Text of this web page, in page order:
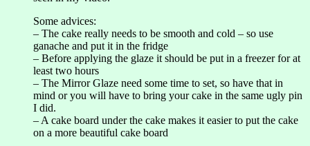
Some advices:
– The cake really needs to be smooth and cold – so use
ganache and put it in the fridge
– Before applying the glaze it should be put in a freezer for at
least two hours
– The Mirror Glaze need some time to set, so have that in
mind or you will have to bring your cake in the same ugly pin
I did.
– A cake board under the cake makes it easier to put the cake
on a more beautiful cake board